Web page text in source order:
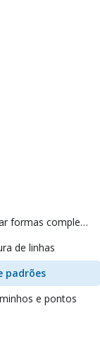
Como fazer divisões e junções para criar formas complexas
de linhas
padrões
e pontos